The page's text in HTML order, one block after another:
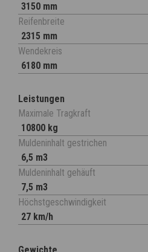
3150 mm
Reifenbreite
2315 mm
Wendekreis
6180 mm
Leistungen
Maximale Tragkraft
10800 kg
Muldeninhalt gestrichen
6,5 m3
Muldeninhalt gehäuft
7,5 m3
Höchstgeschwindigkeit
27 km/h